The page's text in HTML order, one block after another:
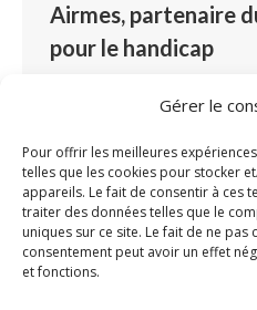
Gérer le
Pour offrir les meilleures
telles que les cookies pour stocker
appareils. Le fait de consentir à ces
traiter des données telles que le
uniques sur ce site. Le fait de ne
consentement peut avoir un effet
et fonctions.
Airmes, partenaire
pour le handicap
Laisser un commentaire
Le Raid&Shoulders, un
du 205 Europ’Raid
s’associent cette année
l’accompagnement des
de handicap à travers